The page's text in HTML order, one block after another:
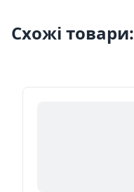
Схожі товари: